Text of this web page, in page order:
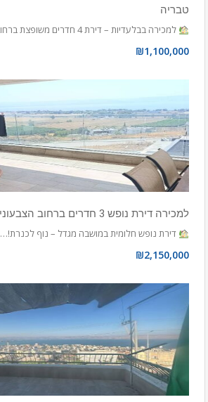
טבריה
למכירה בבלעדיות – דירת 4 חדרים משופצת ברחוב…
₪1,100,000
למכירה דירת נופש 3 חדרים ברחוב הצבעוני, מגדל
דירת נופש חלומית במושבה מגדל – נוף לכנרת!…
₪2,150,000